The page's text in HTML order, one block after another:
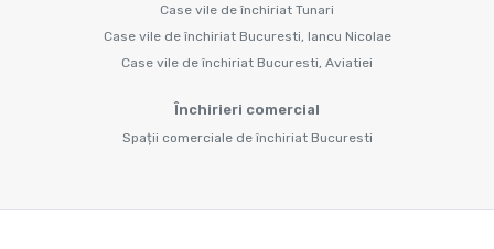
Case vile de închiriat Tunari
Case vile de închiriat Bucuresti, Iancu Nicolae
Case vile de închiriat Bucuresti, Aviatiei
Închirieri comercial
Spații comerciale de închiriat Bucuresti